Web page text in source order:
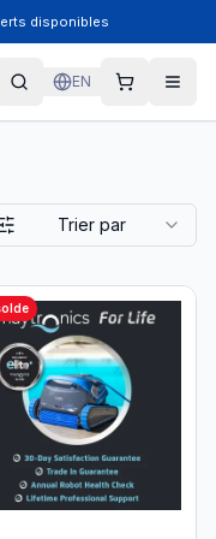
disponibles
EN
Trier par